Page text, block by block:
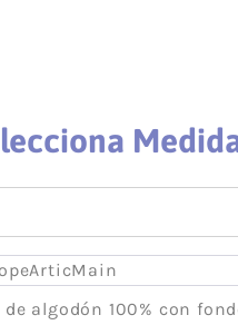
Lino
Merino
Lana
Poliamida
de algodón 100% con